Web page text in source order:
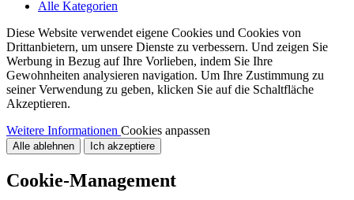
Alle Kategorien
Diese Website verwendet eigene Cookies und Cookies von
Drittanbietern, um unsere Dienste zu verbessern. Und zeigen Sie
Werbung in Bezug auf Ihre Vorlieben, indem Sie Ihre
Gewohnheiten analysieren navigation. Um Ihre Zustimmung zu
seiner Verwendung zu geben, klicken Sie auf die Schaltfläche
Akzeptieren.
Weitere Informationen Cookies anpassen
Alle ablehnen Ich akzeptiere
Cookie-Management